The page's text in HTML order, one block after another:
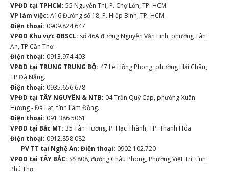
VPĐD tại TPHCM: 55 Nguyễn Thi, P. Chợ Lớn, TP. HCM.
VP làm việc: A16 Đường số 18, P. Hiệp Bình, TP. HCM.
Điện thoại: 0909.824.647
VPĐD Khu vực ĐBSCL: số 46A đường Nguyễn Văn Linh, phường Tân
An, TP Cần Thơ.
Điện thoại: 0913.974.403
VPĐD tại TRUNG TRUNG BỘ: 47 Lê Hồng Phong, phường Hải Châu,
TP Đà Nẵng.
Điện thoại: 0935.656.678
VPĐD tại TÂY NGUYÊN & NTB: 04 Trần Quý Cáp, phường Xuân
Hương - Đà Lạt, tỉnh Lâm Đồng.
Điện thoại: 091 386 5061
VPĐD tại Bắc MT: 35 Tân Hương, P. Hạc Thành, TP. Thanh Hóa.
Điện thoại: 0912.858.082
PV TT tại Nghệ An: Điện thoại: 0902.102.720
VPĐD tại TÂY BẮC: Số 808, đường Châu Phong, Phường Việt Trì, tỉnh
Phú Thọ.